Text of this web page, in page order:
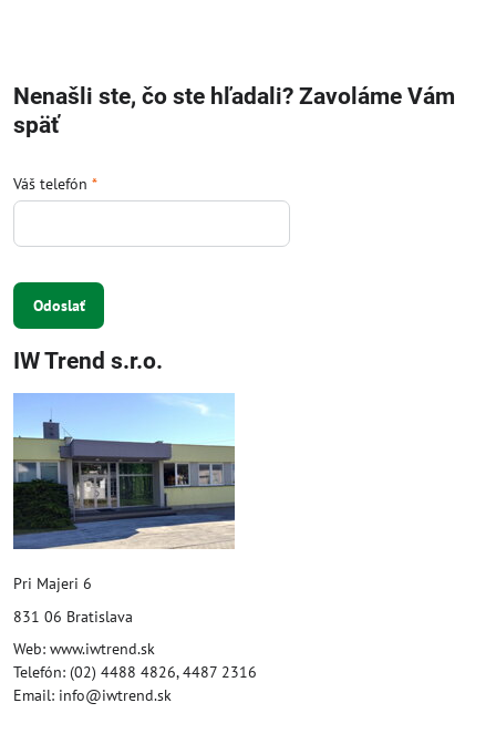
Nenašli ste, čo ste hľadali? Zavoláme Vám
späť
Váš telefón *
Odoslať
IW Trend s.r.o.
Pri Majeri 6
831 06 Bratislava
Web: www.iwtrend.sk
Telefón: (02) 4488 4826, 4487 2316
Email: info@iwtrend.sk